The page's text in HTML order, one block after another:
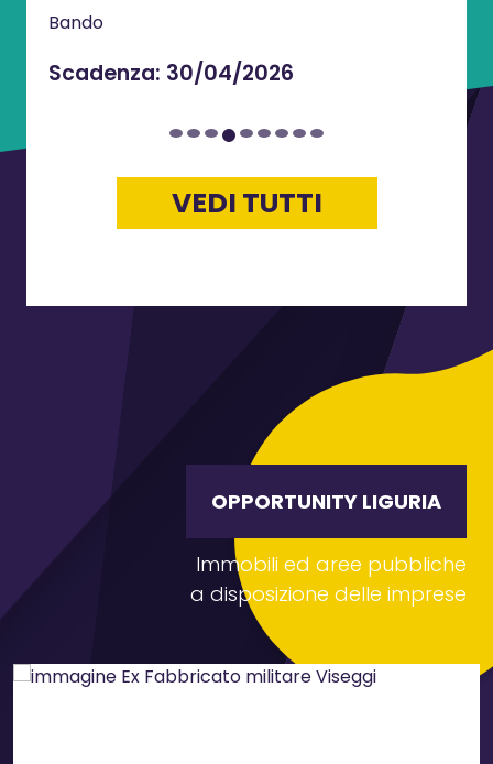
Bando
Scadenza: 30/04/2026
VEDI TUTTI
OPPORTUNITY LIGURIA
Immobili ed aree pubbliche
a disposizione delle imprese